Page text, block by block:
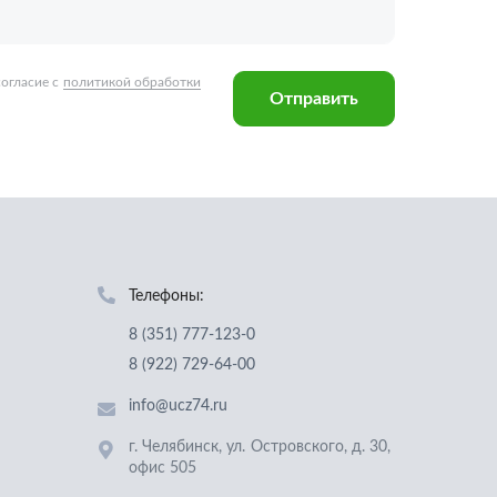
8 (351) 777-123-0
8 (922) 729-64-00
info@ucz74.ru
г. Челябинск
офис 505